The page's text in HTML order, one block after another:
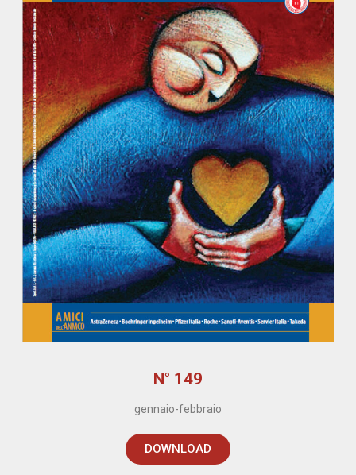
N° 149
gennaio-febbraio
DOWNLOAD